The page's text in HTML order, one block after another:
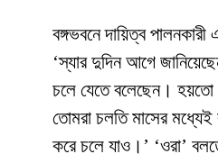
বঙ্গভবনে দায়িত্ব
‘স্যার দুদিন আগে
চলে যেতে বলেছেন।
তোমরা চলতি মাসের মধ্যেই
করে চলে যাও।’ ‘ওরা’